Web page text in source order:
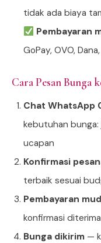
tidak ada biaya
Pembayaran
GoPay, OVO,
Cara Pesan Bunga
Chat WhatsApp
kebutuhan bunga:
ucapan
Konfirmasi
terbaik sesuai
Pembayaran
konfirmasi
Bunga dikirim —